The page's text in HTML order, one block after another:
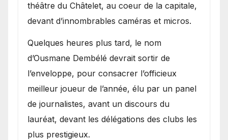
théâtre du Châtelet, au coeur de la capitale,
devant d’innombrables caméras et micros.
Quelques heures plus tard, le nom
d’Ousmane Dembélé devrait sortir de
l’enveloppe, pour consacrer l’officieux
meilleur joueur de l’année, élu par un panel
de journalistes, avant un discours du
lauréat, devant les délégations des clubs les
plus prestigieux.